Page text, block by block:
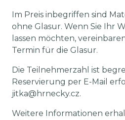
Im Preis inbegriffen sind
ohne Glasur. Wenn Sie Ihr
lassen möchten,
Termin für die Glasur.
Die Teilnehmerzahl ist
Reservierung per E-Mail
jitka@hrnecky.cz.
Weitere Informationen